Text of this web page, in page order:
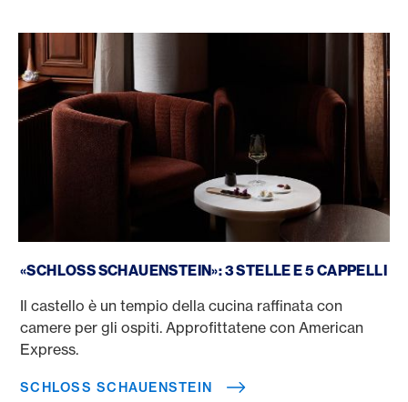
«SCHLOSS SCHAUENSTEIN»: 3 STELLE E 5 CAPPELLI
Il castello è un tempio della cucina raffinata con
camere per gli ospiti. Approfittatene con American
Express.
SCHLOSS SCHAUENSTEIN